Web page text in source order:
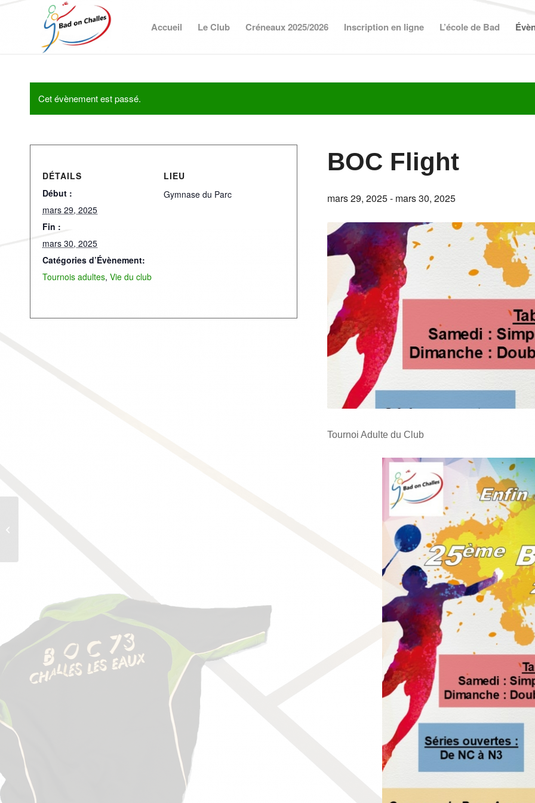
Accueil Le Club Créneaux 2025/2026 Inscription en ligne L’école de Bad
Cet évènement est passé.
BOC Flight
mars 29, 2025- mars 30, 2025
Tournoi Adulte du Club
DÉTAILS
Début :
mars 29, 2025
Fin :
mars 30, 2025
Catégories d’Évènement:
Tournois adultes, Vie du club
LIEU
Gymnase du Parc